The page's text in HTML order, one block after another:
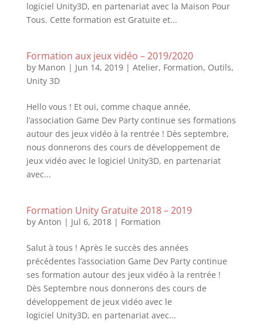
logiciel Unity3D, en partenariat avec la Maison Pour
Tous. Cette formation est Gratuite et...
Formation aux jeux vidéo – 2019/2020
by Manon | Jun 14, 2019| Atelier, Formation, Outils,
Unity 3D
Hello vous ! Et oui, comme chaque année,
l’association Game Dev Party continue ses formations
autour des jeux vidéo à la rentrée ! Dès septembre,
nous donnerons des cours de développement de
jeux vidéo avec le logiciel Unity3D, en partenariat
avec...
Formation Unity Gratuite 2018 – 2019
by Anton | Jul 6, 2018| Formation
Salut à tous ! Après le succès des années
précédentes l’association Game Dev Party continue
ses formation autour des jeux vidéo à la rentrée !
Dès Septembre nous donnerons des cours de
développement de jeux vidéo avec le
logiciel Unity3D, en partenariat avec...